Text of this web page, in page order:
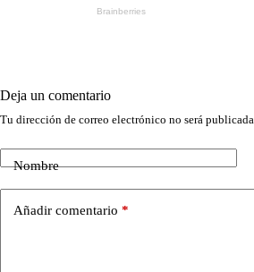
Deja un comentario
Tu dirección de correo electrónico no será publicada.
Nombre
Añadir comentario *